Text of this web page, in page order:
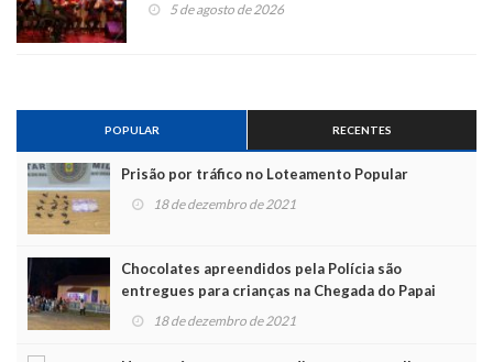
5 de agosto de 2026
POPULAR RECENTES
Prisão por tráfico no Loteamento Popular
18 de dezembro de 2021
Chocolates apreendidos pela Polícia são
entregues para crianças na Chegada do Papai
Noel 18 de dezembro de 2021